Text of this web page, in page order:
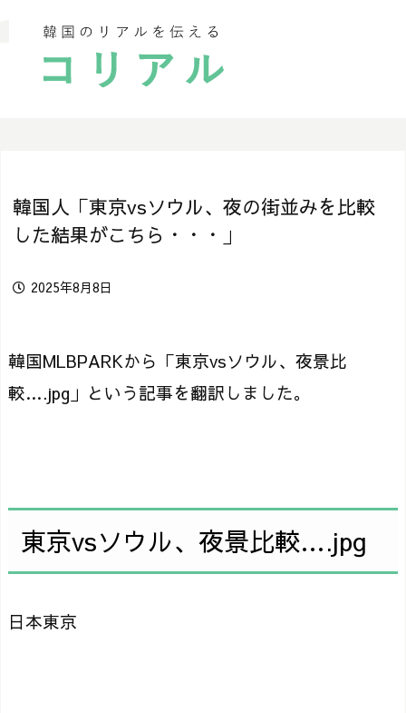
韓国人「東京vsソウル、夜の街並みを比較
した結果がこちら・・・」
2025年8月8日
韓国MLBPARKから「東京vsソウル、夜景比
較….jpg」という記事を翻訳しました。
東京vsソウル、夜景比較….jpg
日本東京